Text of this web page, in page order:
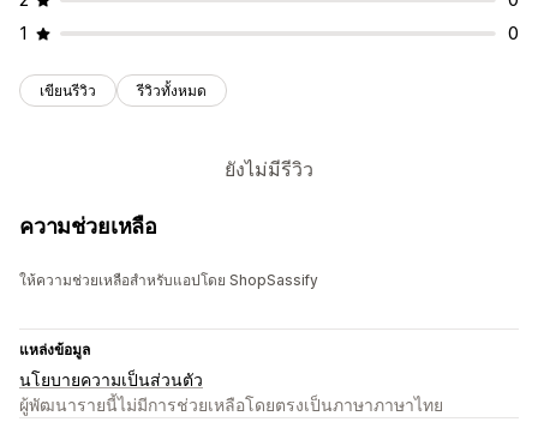
1
0
เขียนรีวิว รีวิวทั้งหมด
ยังไม่มีรีวิว
ความช่วยเหลือ
ให้ความช่วยเหลือสำหรับแอปโดย ShopSassify
แหล่งข้อมูล
นโยบายความเป็นส่วนตัว
ผู้พัฒนารายนี้ไม่มีการช่วยเหลือโดยตรงเป็นภาษาภาษาไทย